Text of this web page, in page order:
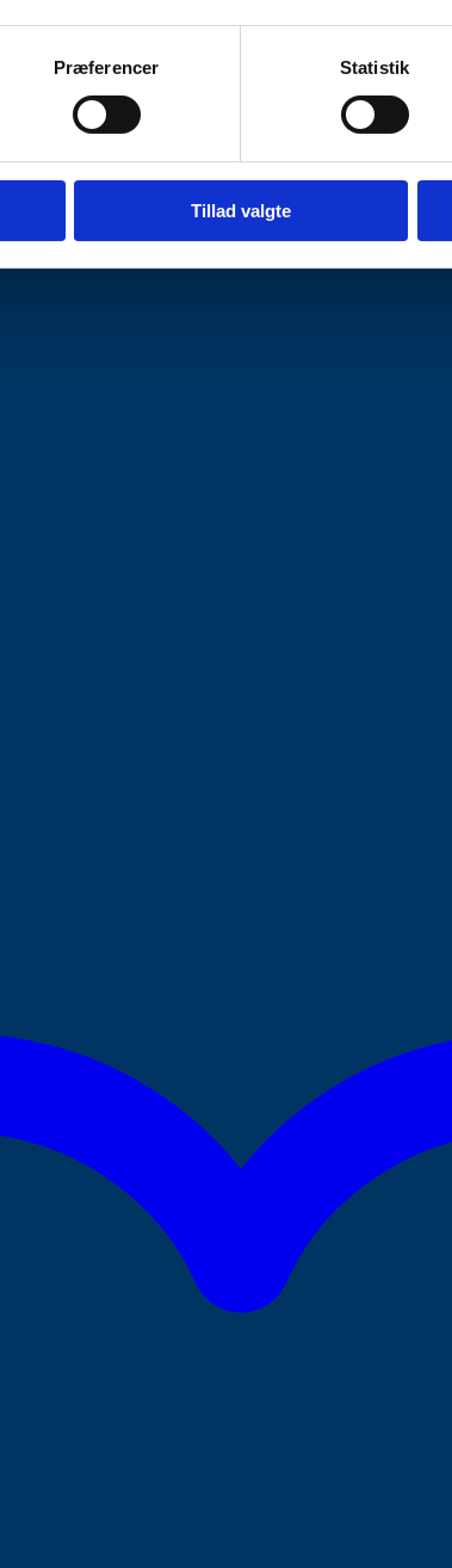
Præferencer Statistik
Tillad valgte